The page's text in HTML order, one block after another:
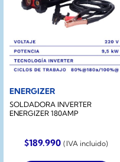
ENERGIZER
SOLDADORA INVERTER
ENERGIZER 180AMP
$189.990 (IVA incluido)